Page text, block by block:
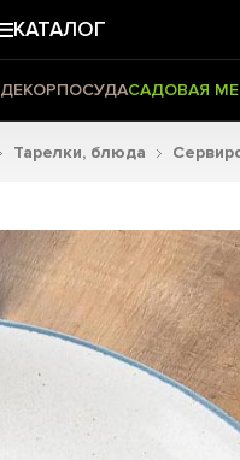
КАТАЛОГ
ДЕКОРПОСУДАСАДОВАЯ
Тарелки, блюда